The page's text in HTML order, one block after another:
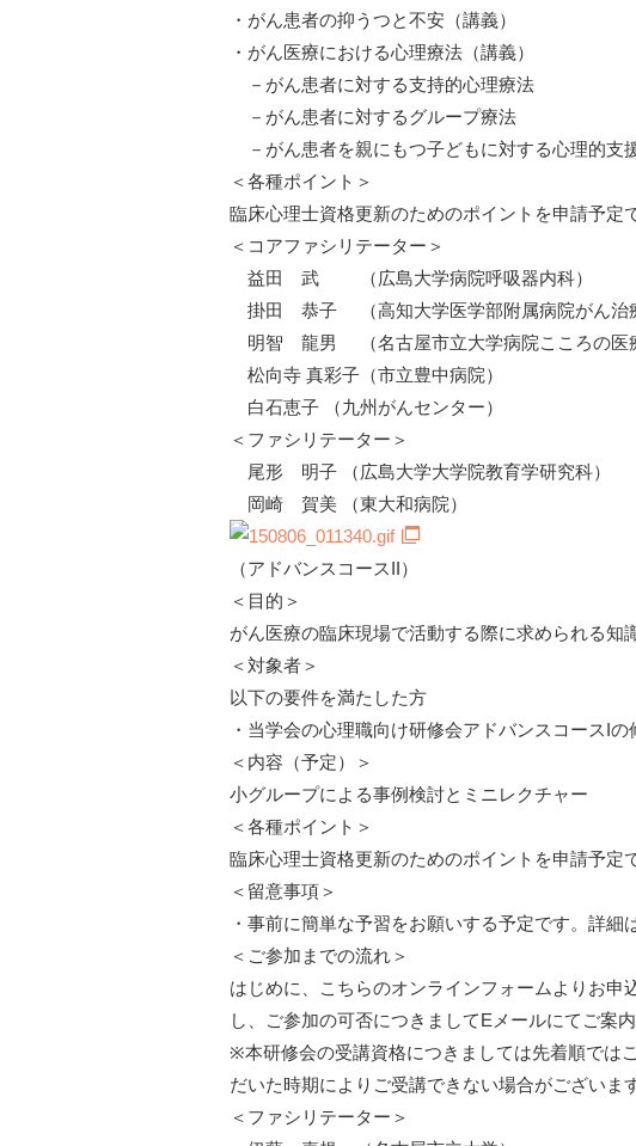
・がん患者の抑うつと不安（講義）
・がん医療における心理療法（講義）
－がん患者に対する支持的心理療法
－がん患者に対するグループ療法
－がん患者を親にもつ子どもに対する心理的支
＜各種ポイント＞
臨床心理士資格更新のためのポイントを申請予定
＜コアファシリテーター＞
益田 武 （広島大学病院呼吸器内科）
掛田 恭子 （高知大学医学部附属病院がん治療
明智 龍男 （名古屋市立大学病院こころの医
松向寺 真彩子（市立豊中病院）
白石恵子 （九州がんセンター）
＜ファシリテーター＞
尾形 明子 （広島大学大学院教育学研究科）
岡崎 賀美 （東大和病院）
（アドバンスコースII）
＜目的＞
がん医療の臨床現場で活動する際に求められる知
＜対象者＞
以下の要件を満たした方
・当学会の心理職向け研修会アドバンスコースIの
＜内容（予定）＞
小グループによる事例検討とミニレクチャー
＜各種ポイント＞
臨床心理士資格更新のためのポイントを申請予定
＜留意事項＞
・事前に簡単な予習をお願いする予定です。詳細
＜ご参加までの流れ＞
はじめに、こちらのオンラインフォームよりお
し、ご参加の可否につきましてEメールにてご案
※本研修会の受講資格につきましては先着順では
だいた時期によりご受講できない場合がございま
＜ファシリテーター＞